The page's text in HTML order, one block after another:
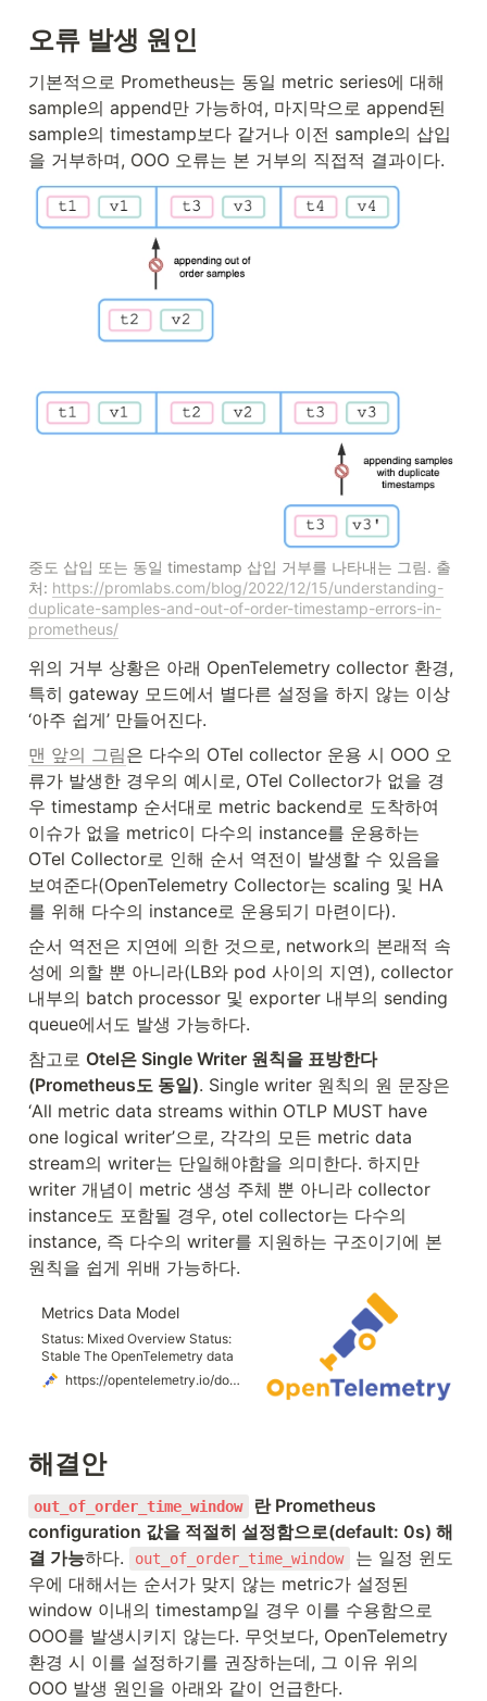
오류 발생 원인
기본적으로 Prometheus는 동일 metric series에 대해
sample의 append만 가능하여, 마지막으로 append된
sample의 timestamp보다 같거나 이전 sample의 삽입
을 거부하며, OOO 오류는 본 거부의 직접적 결과이다.
중도 삽입 또는 동일 timestamp 삽입 거부를 나타내는 그림. 출
처: https://promlabs.com/blog/2022/12/15/understanding-
duplicate-samples-and-out-of-order-timestamp-errors-in-
prometheus/
위의 거부 상황은 아래 OpenTelemetry collector 환경,
특히 gateway 모드에서 별다른 설정을 하지 않는 이상
‘아주 쉽게’ 만들어진다.
맨 앞의 그림은 다수의 OTel collector 운용 시 OOO 오
류가 발생한 경우의 예시로, OTel Collector가 없을 경
우 timestamp 순서대로 metric backend로 도착하여
이슈가 없을 metric이 다수의 instance를 운용하는
OTel Collector로 인해 순서 역전이 발생할 수 있음을
보여준다(OpenTelemetry Collector는 scaling 및 HA
를 위해 다수의 instance로 운용되기 마련이다).
순서 역전은 지연에 의한 것으로, network의 본래적 속
성에 의할 뿐 아니라(LB와 pod 사이의 지연), collector
내부의 batch processor 및 exporter 내부의 sending
queue에서도 발생 가능하다.
참고로 Otel은 Single Writer 원칙을 표방한다
(Prometheus도 동일). Single writer 원칙의 원 문장은
‘All metric data streams within OTLP MUST have
one logical writer’으로, 각각의 모든 metric data
stream의 writer는 단일해야함을 의미한다. 하지만
writer 개념이 metric 생성 주체 뿐 아니라 collector
instance도 포함될 경우, otel collector는 다수의
instance, 즉 다수의 writer를 지원하는 구조이기에 본
원칙을 쉽게 위배 가능하다.
Metrics Data Model
Status: Mixed Overview Status:
Stable The OpenTelemetry data
model for metrics consists of a
protocol specification and
model is designed for importing
data from existing systems and
systems, as well as to support
internal OpenTelemetry use-
cases for generating Metrics
from streams of Spans or Logs.
Popular existing metrics data
formats can be unambiguously
translated into the
OpenTelemetry data model for
metrics, without loss of
semantics or fidelity. Translation
from the Prometheus and Statsd
https://opentelemetry.io/docs/specs/otel/metrics/data-model/#single-writer
해결안
out_of_order_time_window
란 Prometheus
configuration 값을 적절히 설정함으로(default: 0s) 해
결 가능하다. out_of_order_time_window
는 일정 윈도
우에 대해서는 순서가 맞지 않는 metric가 설정된
window 이내의 timestamp일 경우 이를 수용함으로
OOO를 발생시키지 않는다. 무엇보다, OpenTelemetry
환경 시 이를 설정하기를 권장하는데, 그 이유 위의
OOO 발생 원인을 아래와 같이 언급한다.